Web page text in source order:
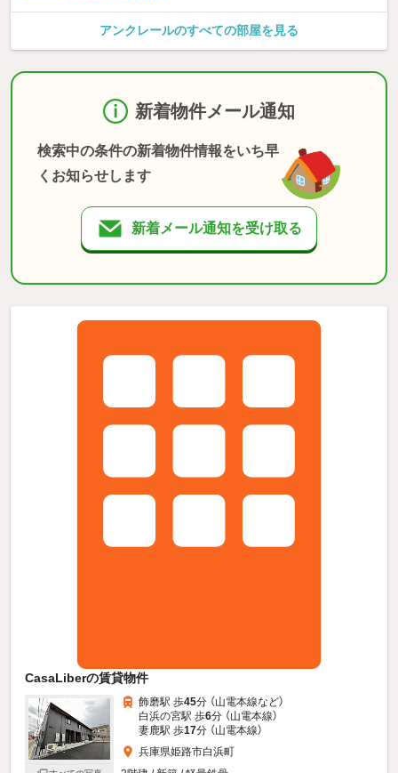
アンクレールのすべての部屋を見る
新着物件メール通知
検索中の条件の新着物件情報をいち早
くお知らせします
新着メール通知を受け取る
CasaLiberの賃貸物件
飾磨駅 歩45分 （山電本線など）
白浜の宮駅 歩6分 （山電本線）
妻鹿駅 歩17分 （山電本線）
兵庫県姫路市白浜町